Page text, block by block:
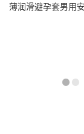
薄润滑避孕套男用